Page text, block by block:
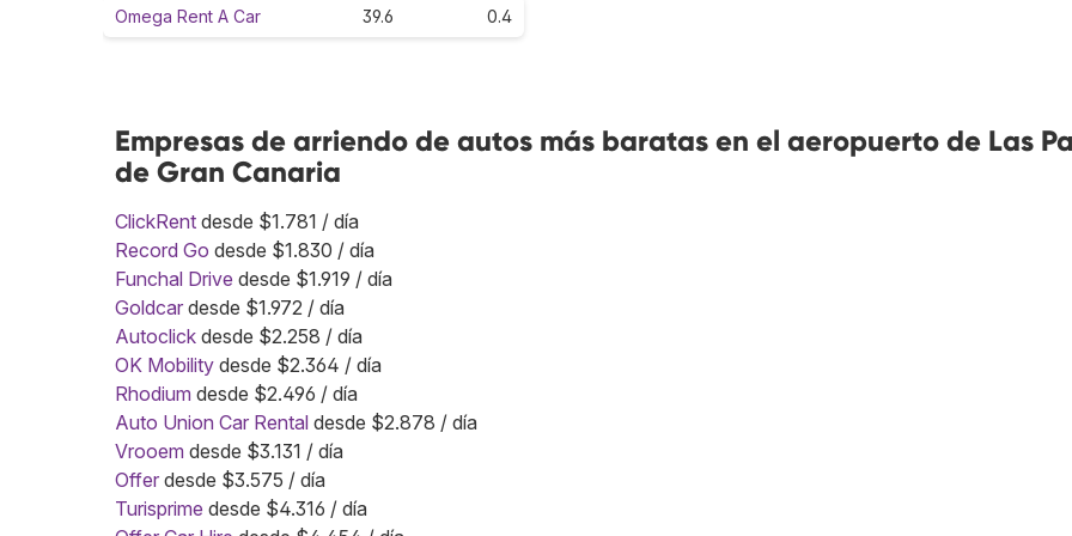
Omega Rent A Car 39.6 0.4
Empresas de arriendo de autos más baratas en el aeropuerto de Las
de Gran Canaria
ClickRent desde $1.781 / día
Record Go desde $1.830 / día
Funchal Drive desde $1.919 / día
Goldcar desde $1.972 / día
Autoclick desde $2.258 / día
OK Mobility desde $2.364 / día
Rhodium desde $2.496 / día
Auto Union Car Rental desde $2.878 / día
Vrooem desde $3.131 / día
Offer desde $3.575 / día
Turisprime desde $4.316 / día